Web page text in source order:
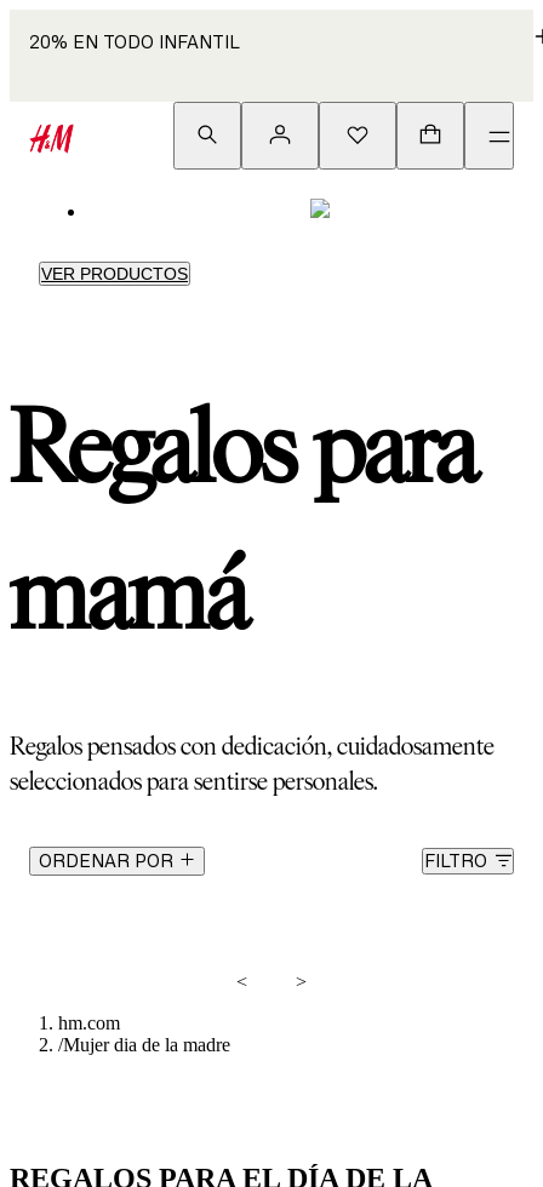
20% EN TODO INFANTIL
VER PRODUCTOS
Regalos para
mamá
Regalos pensados con dedicación, cuidadosamente
seleccionados para sentirse personales.
ORDENAR POR FILTRO
<
>
hm.com
/Mujer dia de la madre
REGALOS PARA EL DÍA DE LA